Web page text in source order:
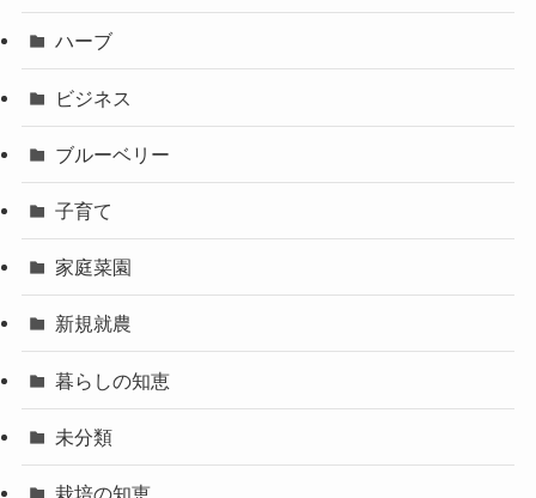
ハーブ
ビジネス
ブルーベリー
子育て
家庭菜園
新規就農
暮らしの知恵
未分類
栽培の知恵